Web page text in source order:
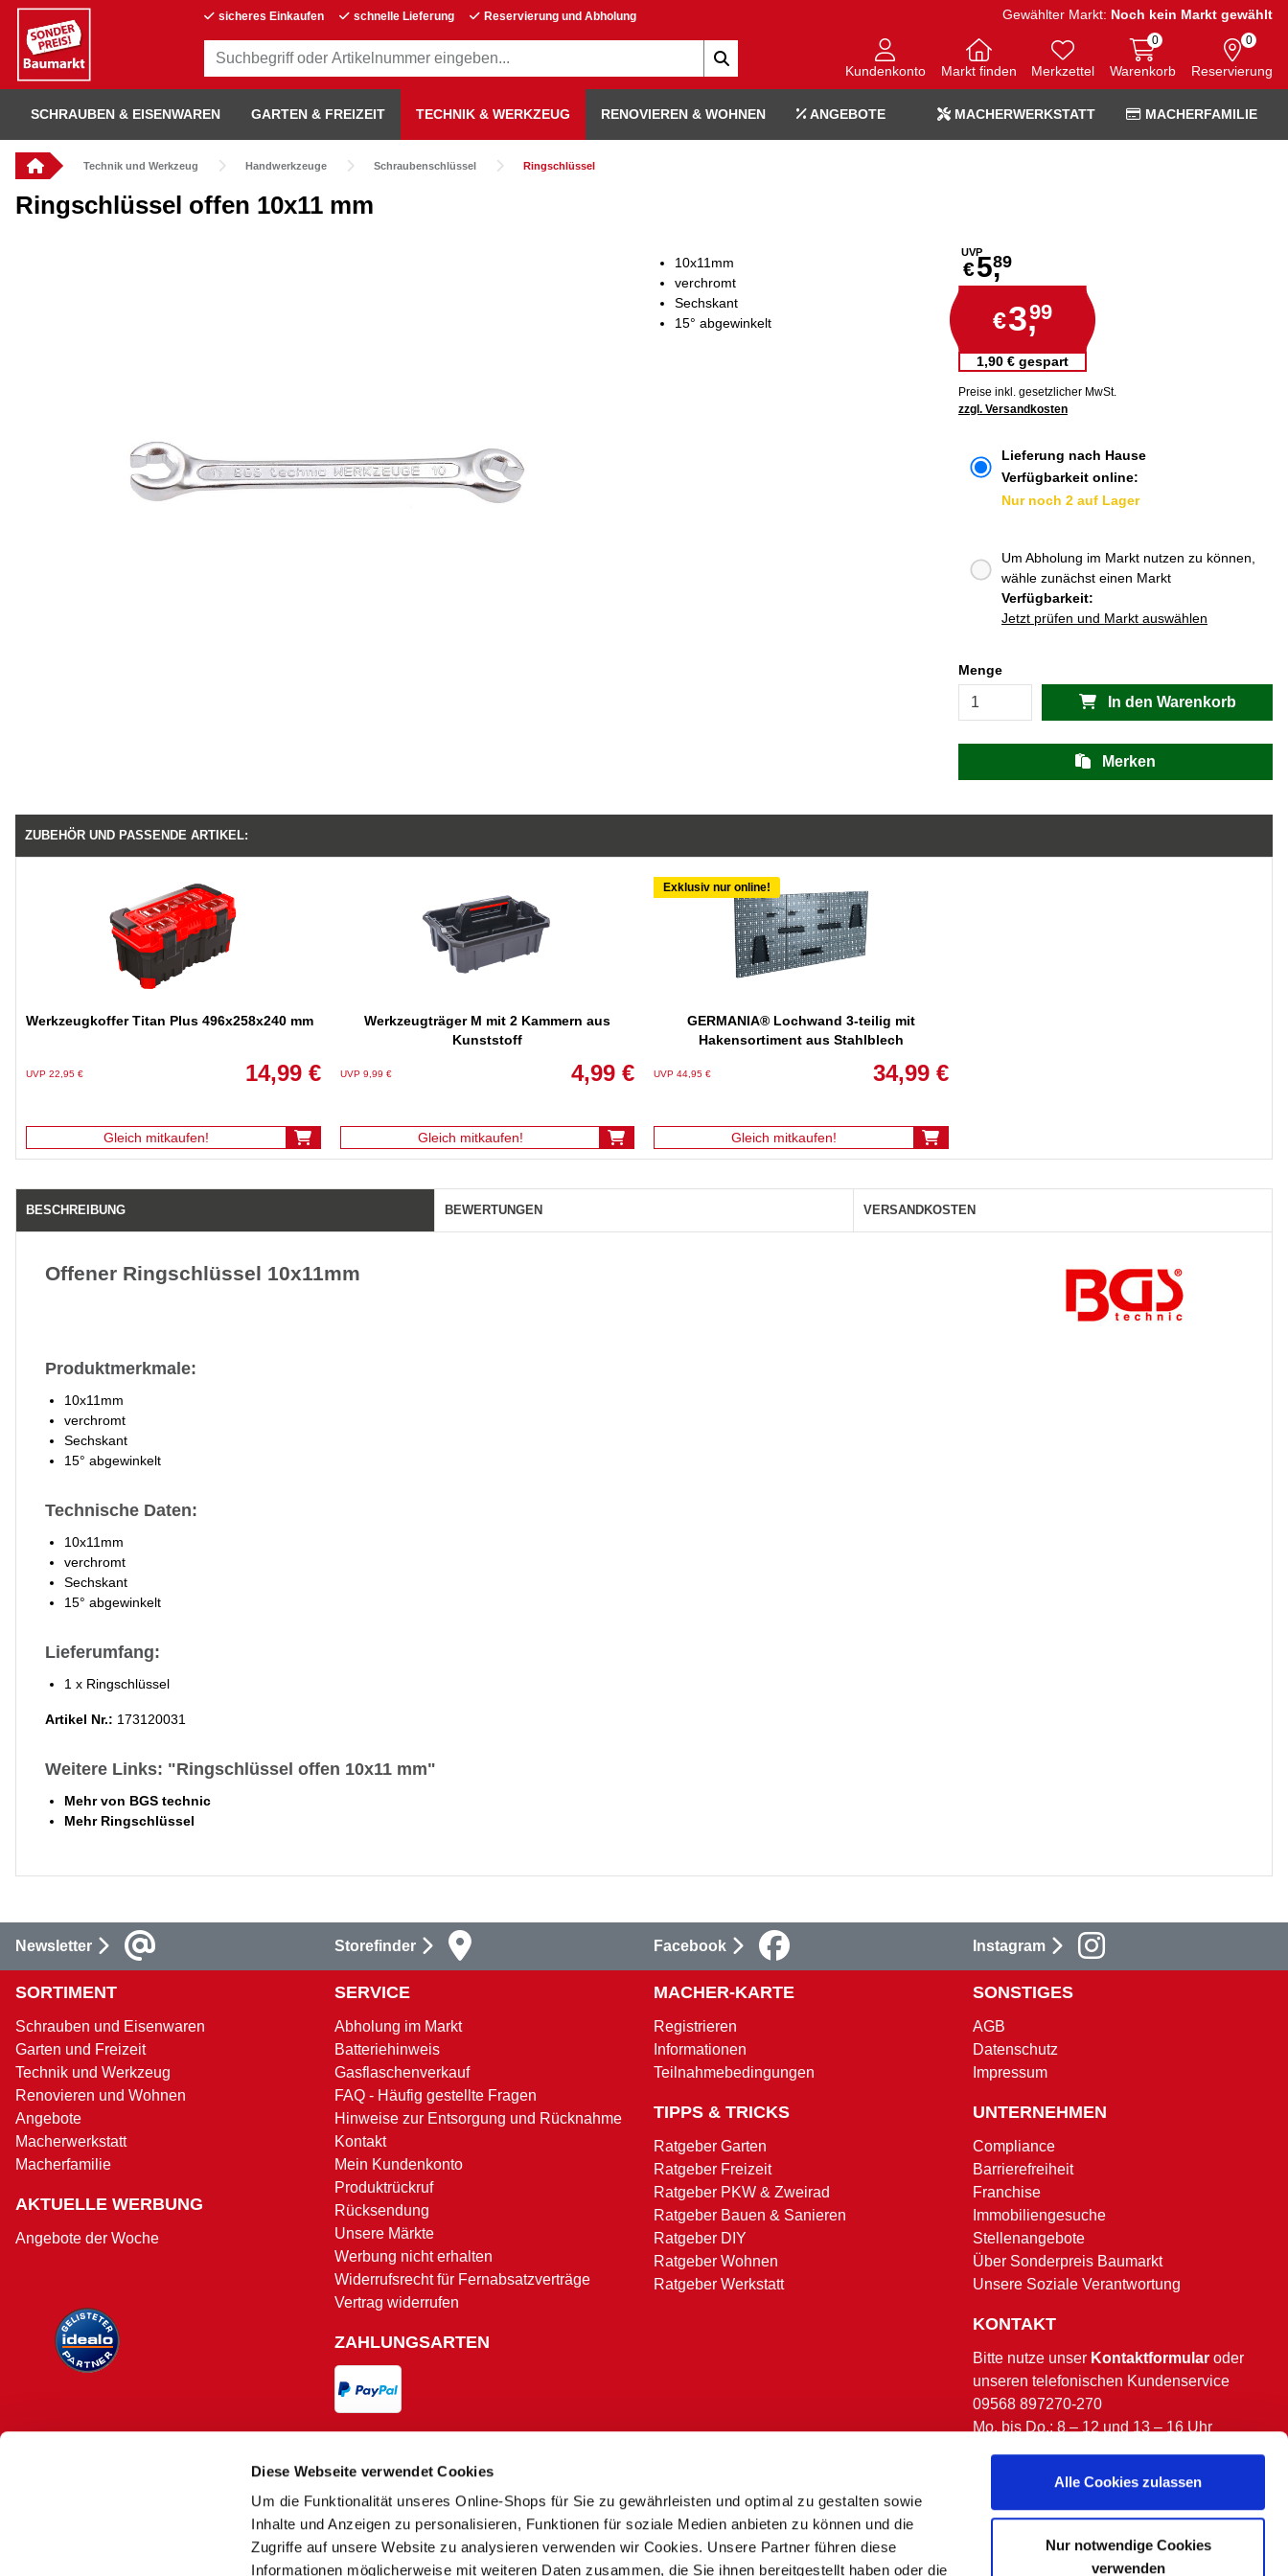
Diese Webseite verwendet Cookies
Um die Funktionalität unseres Online-Shops für Sie zu gewährleisten und optimal zu gestalten sowie
Inhalte und Anzeigen zu personalisieren, Funktionen für soziale Medien anbieten zu können und die
Zugriffe auf unsere Website zu analysieren verwenden wir Cookies. Unsere Partner führen diese
Informationen möglicherweise mit weiteren Daten zusammen, die Sie ihnen bereitgestellt haben oder die
Alle Cookies zulassen
Nur notwendige Cookies
verwenden
sicheres Einkaufen schnelle Lieferung Reservierung und Abholung Gewählter Markt: Noch kein Markt gewählt
Kundenkonto Markt finden Merkzettel Warenkorb
0
Reservierung
0
SCHRAUBEN & EISENWAREN GARTEN & FREIZEIT TECHNIK & WERKZEUG RENOVIEREN & WOHNEN ANGEBOTE MACHERWERKSTATT MACHERFAMILIE
Technik und Werkzeug Handwerkzeuge Schraubenschlüssel Ringschlüssel
Ringschlüssel offen 10x11 mm
UVP
€5,89
€3,99
1,90 € gespart
Preise inkl. gesetzlicher MwSt.
zzgl. Versandkosten
10x11mm
verchromt
Sechskant
15° abgewinkelt
Lieferung nach Hause
Verfügbarkeit online:
Nur noch 2 auf Lager
Um Abholung im Markt nutzen zu können,
wähle zunächst einen Markt
Verfügbarkeit:
Jetzt prüfen und Markt auswählen
Menge
In den Warenkorb
Merken
ZUBEHÖR UND PASSENDE ARTIKEL:
Werkzeugkoffer Titan Plus 496x258x240 mm
UVP 22,95 € 14,99 €
Gleich mitkaufen!
Werkzeugträger M mit 2 Kammern aus
Kunststoff
UVP 9,99 € 4,99 €
Gleich mitkaufen!
Exklusiv nur online!
GERMANIA® Lochwand 3-teilig mit
Hakensortiment aus Stahlblech
UVP 44,95 € 34,99 €
Gleich mitkaufen!
BESCHREIBUNG BEWERTUNGEN VERSANDKOSTEN
Offener Ringschlüssel 10x11mm
Produktmerkmale:
10x11mm
verchromt
Sechskant
15° abgewinkelt
Technische Daten:
10x11mm
verchromt
Sechskant
15° abgewinkelt
Lieferumfang:
1 x Ringschlüssel
Artikel Nr.: 173120031
Weitere Links: "Ringschlüssel offen 10x11 mm"
Mehr von BGS technic
Mehr Ringschlüssel
Newsletter Storefinder Facebook Instagram
SORTIMENT
Schrauben und Eisenwaren
Garten und Freizeit
Technik und Werkzeug
Renovieren und Wohnen
Angebote
Macherwerkstatt
Macherfamilie
AKTUELLE WERBUNG
Angebote der Woche
SERVICE
Abholung im Markt
Batteriehinweis
Gasflaschenverkauf
FAQ - Häufig gestellte Fragen
Hinweise zur Entsorgung und Rücknahme
Kontakt
Mein Kundenkonto
Produktrückruf
Rücksendung
Unsere Märkte
Werbung nicht erhalten
Widerrufsrecht für Fernabsatzverträge
Vertrag widerrufen
ZAHLUNGSARTEN
Versand und Zahlungsbedingungen
MACHER-KARTE
Registrieren
Informationen
Teilnahmebedingungen
TIPPS & TRICKS
Ratgeber Garten
Ratgeber Freizeit
Ratgeber PKW & Zweirad
Ratgeber Bauen & Sanieren
Ratgeber DIY
Ratgeber Wohnen
Ratgeber Werkstatt
SONSTIGES
AGB
Datenschutz
Impressum
UNTERNEHMEN
Compliance
Barrierefreiheit
Franchise
Immobiliengesuche
Stellenangebote
Über Sonderpreis Baumarkt
Unsere Soziale Verantwortung
KONTAKT
Bitte nutze unser Kontaktformular oder
unseren telefonischen Kundenservice
09568 897270-270
Mo. bis Do.: 8 – 12 und 13 – 16 Uhr
Fr.: 8 – 13 Uhr.
(ausgenommen bundesweite & bayerische